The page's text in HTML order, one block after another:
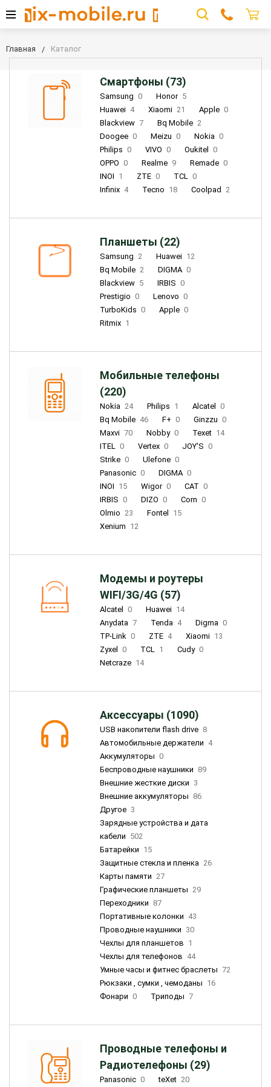
Главная Каталог
Смартфоны (73)
Samsung 0 Honor 5
Huawei 4 Xiaomi 21 Apple 0
Blackview 7 Bq Mobile 2
Doogee 0 Meizu 0 Nokia 0
Philips 0 VIVO 0 Oukitel
0
OPPO 0 Realme 9 Remade 0
INOI 1 ZTE 0 TCL 0
Infinix 4 Tecno 18 Coolpad 2
Планшеты (22)
Samsung 2 Huawei 12
Bq Mobile 2 DIGMA 0
Blackview 5 IRBIS 0
Prestigio 0 Lenovo 0
TurboKids 0 Apple 0
Ritmix 1
Мобильные телефоны
(220)
Nokia 24 Philips 1 Alcatel
0
Bq Mobile 46 F+ 0 Ginzzu 0
Maxvi 70 Nobby 0 Texet 14
ITEL 0 Vertex 0 JOY'S 0
Strike 0 Ulefone 0
Panasonic 0 DIGMA 0
INOI 15 Wigor 0 CAT 0
IRBIS 0 DIZO 0 Corn 0
Olmio 23 Fontel
15
Xenium 12
Модемы и роутеры
WIFI/3G/4G (57)
Alcatel 0 Huawei 14
Anydata 7 Tenda 4 Digma 0
TP-Link 0 ZTE 4 Xiaomi 13
Zyxel
0 TCL 1 Cudy 0
Netcraze 14
Аксессуары (1090)
USB накопители flash drive 8
Автомобильные держатели 4
Аккумуляторы 0
Беспроводные наушники 89
Внешние жесткие диски 3
Внешние аккумуляторы 86
Другое 3
Зарядные устройства и дата
кабели 502
Батарейки 15
Защитные стекла и пленка 26
Карты памяти 27
Графические планшеты 29
Переходники 87
Портативные колонки 43
Проводные наушники 30
Чехлы для планшетов 1
Чехлы для телефонов 44
Умные часы и фитнес браслеты 72
Рюкзаки , сумки , чемоданы 16
Фонари 0 Триподы 7
Проводные телефоны и
Радиотелефоны (29)
Panasonic 0 teXet 20